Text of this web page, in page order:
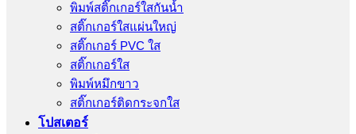
พิมพ์สติ๊กเกอร์ใสกันน้ำ
สติ๊กเกอร์ใสแผ่นใหญ่
สติ๊กเกอร์ PVC ใส
สติ๊กเกอร์ใส
พิมพ์หมึกขาว
สติ๊กเกอร์ติดกระจกใส
โปสเตอร์